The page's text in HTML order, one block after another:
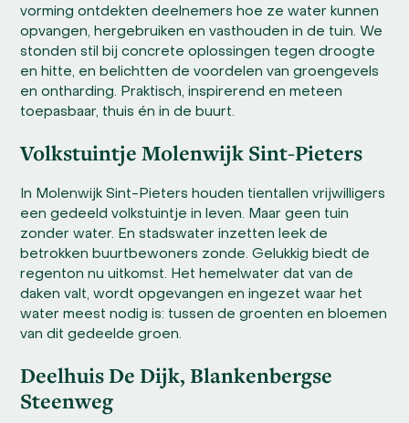
vorming ontdekten deelnemers hoe ze water kunnen
opvangen, hergebruiken en vasthouden in de tuin. We
stonden stil bij concrete oplossingen tegen droogte
en hitte, en belichtten de voordelen van groengevels
en ontharding. Praktisch, inspirerend en meteen
toepasbaar, thuis én in de buurt.
Volkstuintje Molenwijk Sint-Pieters
In Molenwijk Sint-Pieters houden tientallen vrijwilligers
een gedeeld volkstuintje in leven. Maar geen tuin
zonder water. En stadswater inzetten leek de
betrokken buurtbewoners zonde. Gelukkig biedt de
regenton nu uitkomst. Het hemelwater dat van de
daken valt, wordt opgevangen en ingezet waar het
water meest nodig is: tussen de groenten en bloemen
van dit gedeelde groen.
Deelhuis De Dijk, Blankenbergse
Steenweg